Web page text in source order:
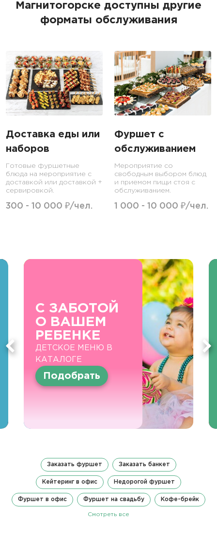
Магнитогорске доступны другие
форматы обслуживания
Доставка еды или
наборов
Готовые фуршетные
блюда на мероприятие с
доставкой или доставкой +
сервировкой.
300 - 10 000 ₽/чел.
Фуршет с
обслуживанием
Мероприятие со
свободным выбором блюд
и приемом пищи стоя с
обслуживанием.
1 000 - 10 000 ₽/чел.
С ЗАБОТОЙ
О ВАШЕМ
РЕБЕНКЕ
ДЕТСКОЕ МЕНЮ В
КАТАЛОГЕ
Подобрать
Заказать фуршет Заказать банкет
Кейтеринг в офис Недорогой фуршет
Фуршет в офис Фуршет на свадьбу Кофе-брейк
Смотреть все